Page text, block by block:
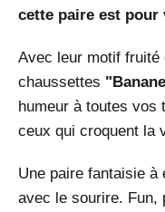
cette paire est pour
Avec leur motif fruité
chaussettes
humeur à toutes vos
ceux qui croquent la
Une paire fantaisie à
avec le sourire. Fun,